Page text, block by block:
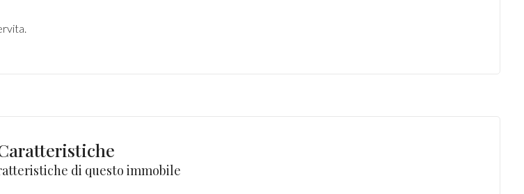
di questo immobile